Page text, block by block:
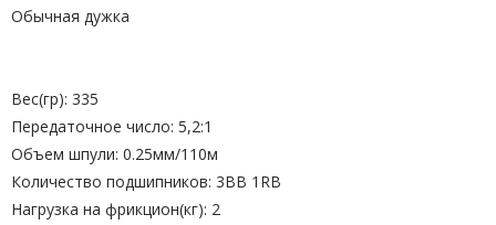
Обычная дужка
Вес(гр): 335
Передаточное число: 5,2:1
Объем шпули: 0.25мм/110м
Количество подшипников: 3BB 1RB
Нагрузка на фрикцион(кг): 2